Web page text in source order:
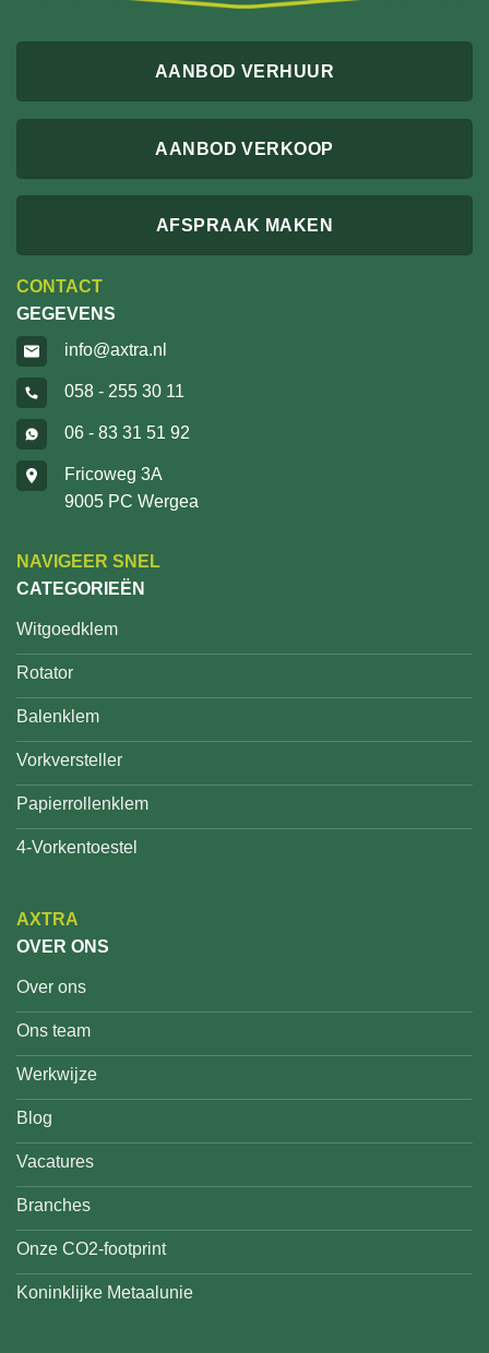
AANBOD VERHUUR
AANBOD VERKOOP
AFSPRAAK MAKEN
CONTACT
GEGEVENS
info@axtra.nl
058 - 255 30 11
06 - 83 31 51 92
Fricoweg 3A
9005 PC Wergea
NAVIGEER SNEL
CATEGORIEËN
Witgoedklem
Rotator
Balenklem
Vorkversteller
Papierrollenklem
4-Vorkentoestel
AXTRA
OVER ONS
Over ons
Ons team
Werkwijze
Blog
Vacatures
Branches
Onze CO2-footprint
Koninklijke Metaalunie